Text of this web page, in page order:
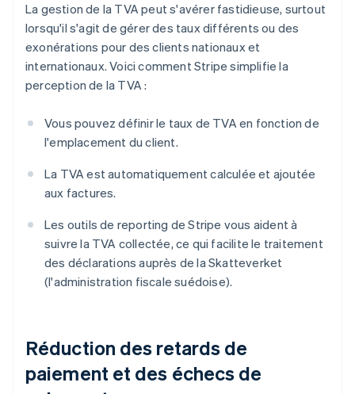
La gestion de la TVA peut s'avérer fastidieuse, surtout
lorsqu'il s'agit de gérer des taux différents ou des
exonérations pour des clients nationaux et
internationaux. Voici comment Stripe simplifie la
perception de la TVA :
Vous pouvez définir le taux de TVA en fonction de
l'emplacement du client.
La TVA est automatiquement calculée et ajoutée
aux factures.
Les outils de reporting de Stripe vous aident à
suivre la TVA collectée, ce qui facilite le traitement
des déclarations auprès de la Skatteverket
(l'administration fiscale suédoise).
Réduction des retards de
paiement et des échecs de